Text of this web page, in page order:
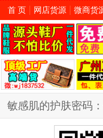
首 页 网店货源 微商货
敏感肌的护肤密码